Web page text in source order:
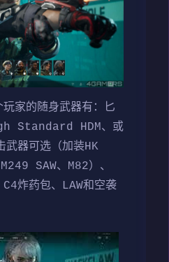
家的随身武器有：匕
Standard HDM、或
武器可选（加装HK
SAW、M82）、
炸药包、LAW和空袭